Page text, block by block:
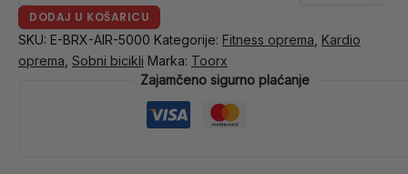
DODAJ U KOŠARICU
SKU: E-BRX-AIR-5000 Kategorije: Fitness oprema, Kardio
oprema, Sobni bicikli Marka: Toorx
Zajamčeno sigurno plaćanje